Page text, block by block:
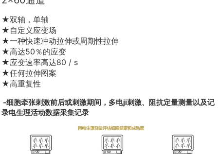
★双轴，单轴
★自定义应变场
★一种快速冲动拉伸或周期性拉伸
★高达50％的应变
★应变速率高达80 / s
★任何拉伸图案
★高重复性
-细胞牵张刺激前后或刺激期间，多电ji刺激、阻抗定量测量以及记
录电生理活动数据采集记录